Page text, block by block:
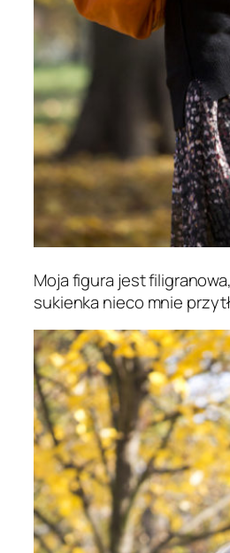
Moja figura jest
sukienka nieco mnie